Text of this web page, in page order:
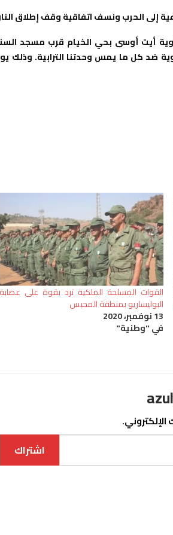
إلى الحرب ونسف اتفاقية وقف إطلاق
أيت أوسى بحي الخيام قرب مسجد
ضد كل ما يمس وحدتنا الترابية. وذلك
القوات المسلحة الملكية ترد بقوة على عصابة
البوليساريو بمنطقة المحبس
13 نوفمبر، 2020
في "وطنية"
اشتراك